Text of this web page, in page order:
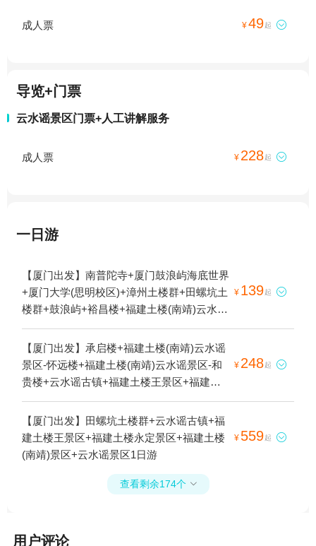
成人票 ¥49起 
导览+门票
云水谣景区门票+人工讲解服务
成人票 ¥ 228起 
一日游
【厦门出发】南普陀寺+厦门鼓浪屿海底世界
+厦门大学(思明校区)+漳州土楼群+田螺坑土
楼群+鼓浪屿+裕昌楼+福建土楼(南靖)云水谣
景区-怀远楼+初溪古村落景区+福建土楼(南
靖)云水谣景区-和贵楼+振成楼+云水谣古镇
+塔下村+曾厝垵+小嶝岛+五缘湾帆船港+中
山路步行街+福建土楼永定景区+福建土楼(南
赋土楼群+土楼之光文化园+田螺坑景区--已
下线+五缘湾游海帆船出海+云水谣景区+福
建土楼王子景区+福建土楼非遗技艺传承中心
(南靖云水谣)1日游
¥ 139起 
【厦门出发】承启楼+福建土楼(南靖)云水谣
景区-怀远楼+福建土楼(南靖)云水谣景区-和
贵楼+云水谣古镇+福建土楼王景区+福建土
楼·永定景区-侨福楼+五云楼+福建土楼永定
景区+福建土楼(南靖)景区+土楼之光文化园
+世泽楼+云水谣景区1日游
¥ 248起 
【厦门出发】田螺坑土楼群+云水谣古镇+福
建土楼王景区+福建土楼永定景区+福建土楼
(南靖)景区+云水谣景区1日游
¥ 559起 
查看剩余174个 
用户评论